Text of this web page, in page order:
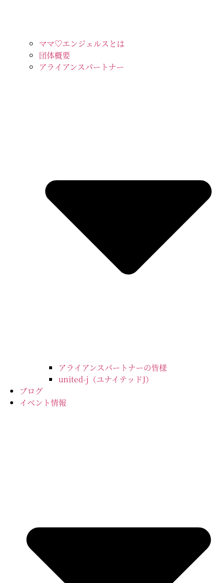
ママ♡エンジェルスとは
団体概要
アライアンスパートナー
アライアンスパートナーの皆様
united-j（ユナイテッドJ）
ブログ
イベント情報